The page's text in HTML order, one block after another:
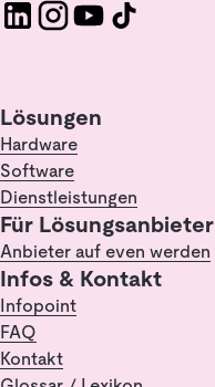
Lösungen
Hardware
Software
Dienstleistungen
Für Lösungsanbieter
Anbieter auf even werden
Infos & Kontakt
Infopoint
FAQ
Kontakt